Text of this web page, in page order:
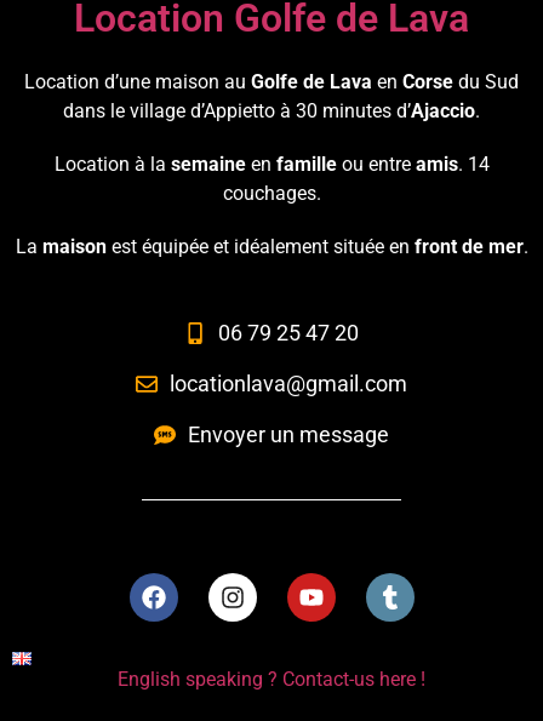
Location Golfe de Lava
Location d’une maison au Golfe de Lava en Corse du Sud
dans le village d’Appietto à 30 minutes d’Ajaccio.
Location à la semaineen familleou entre amis. 14
couchages.
La maisonest équipée et idéalement située en front de mer.
06 79 25 47 20
locationlava@gmail.com
Envoyer un message
English speaking ? Contact-us here !